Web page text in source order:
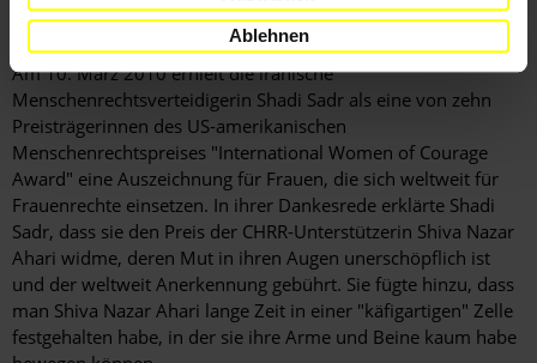
Ablehnen
Last legt.
Am 10. März 2010 erhielt die iranische
Menschenrechtsverteidigerin Shadi Sadr als eine von zehn
Preisträgerinnen des US-amerikanischen
Menschenrechtspreises "International Women of Courage
Award" eine Auszeichnung für Frauen, die sich weltweit für
Frauenrechte einsetzen. In ihrer Dankesrede erklärte Shadi
Sadr, dass sie den Preis der CHRR-Unterstützerin Shiva Nazar
Ahari widme, deren Mut in ihren Augen unerschöpflich ist
und der weltweit Anerkennung gebührt. Sie fügte hinzu, dass
man Shiva Nazar Ahari lange Zeit in einer "käfigartigen" Zelle
festgehalten habe, in der sie ihre Arme und Beine kaum habe